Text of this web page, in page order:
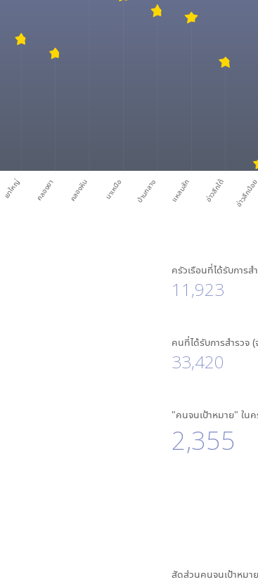
เขาใหญ่ คลองยา คลองหิน นาเหนือ บ้านกลาง แหลมสัก อ่าวลึกใต้ อ่าวลึกน้อย
ครัวเรือนที่ได้รับการส
11,923
คนที่ได้รับการสำรวจ (
33,420
"คนจนเป้าหมาย" ใน
2,355
สัดส่วนคนจนเป้าหมาย